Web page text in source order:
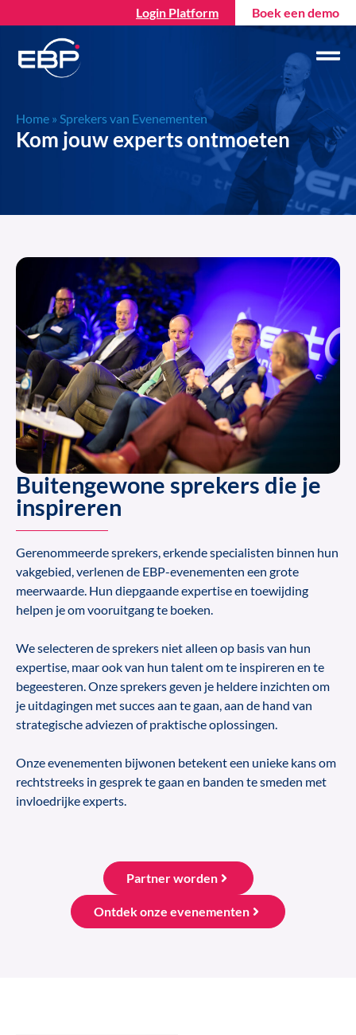
Login Platform Boek een demo
Home » Sprekers van Evenementen
Kom jouw experts ontmoeten
Buitengewone sprekers die je
inspireren
Gerenommeerde sprekers, erkende specialisten binnen hun
vakgebied, verlenen de EBP-evenementen een grote
meerwaarde. Hun diepgaande expertise en toewijding
helpen je om vooruitgang te boeken.
We selecteren de sprekers niet alleen op basis van hun
expertise, maar ook van hun talent om te inspireren en te
begeesteren. Onze sprekers geven je heldere inzichten om
je uitdagingen met succes aan te gaan, aan de hand van
strategische adviezen of praktische oplossingen.
Onze evenementen bijwonen betekent een unieke kans om
rechtstreeks in gesprek te gaan en banden te smeden met
invloedrijke experts.
Ontdek onze evenementen
Partner worden